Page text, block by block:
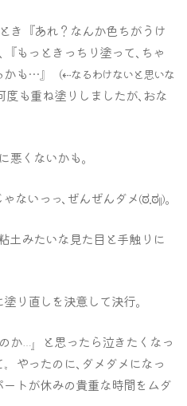
き『あれ？なんか色ちがうけ
もっときっちり塗って､ちゃ
も…』
（⇠なるわけないと思いな
度も重ね塗りしましたが､おな
悪くないかも｡
ないっ っ､ぜんぜんダメ(ಠ.ಠ||)｡
土みたいな見た目と手触りに
り直しを決意して決行｡
か…』
と思ったら泣きたくなっ
やったのに､ダメダメになっ
トが休みの貴重な時間をムダ